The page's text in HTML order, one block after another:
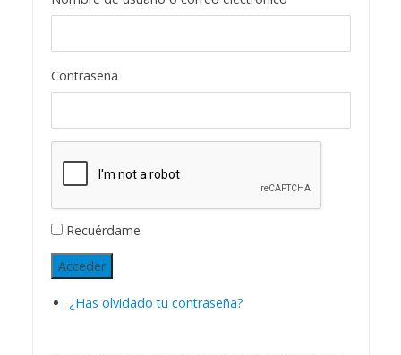
Contraseña
Recuérdame
Acceder
¿Has olvidado tu contraseña?